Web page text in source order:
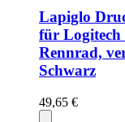
Lapiglo
für Logitech
Rennrad,
Schwarz
49,65 €